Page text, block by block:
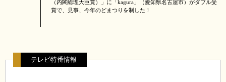
（内閣総理大臣賞）」に「kagura」（愛知県名古屋市）がダブル受
賞で、見事、今年のどまつりを制した！
テレビ特番情報